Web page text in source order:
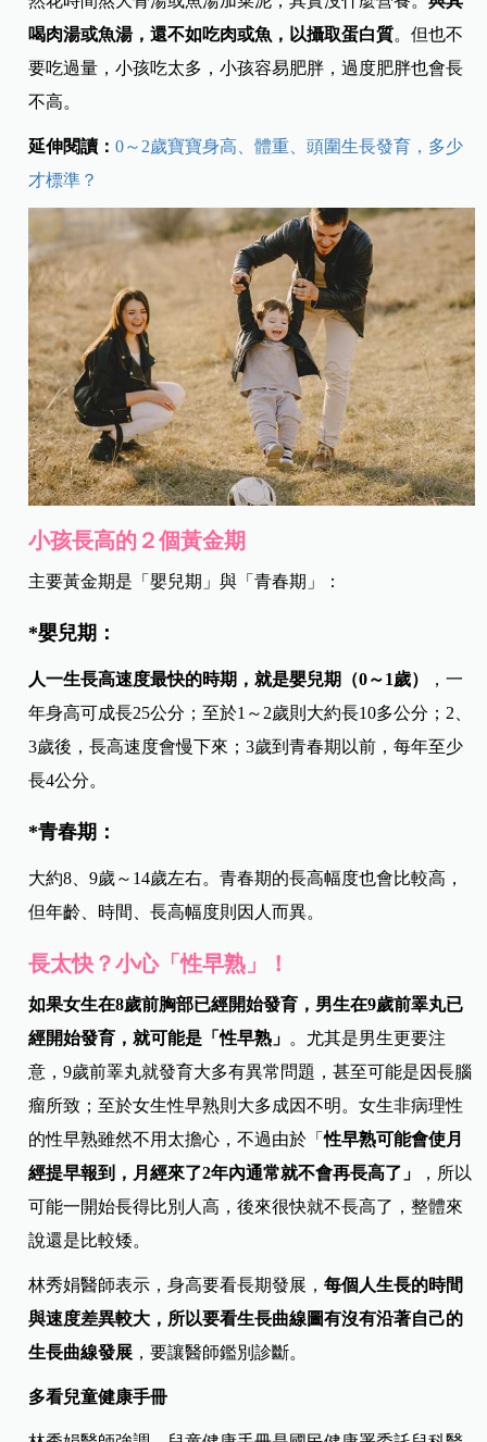
喝肉湯或魚湯，還不如吃肉或魚，以攝取蛋白質。但也不
要吃過量，小孩吃太多，小孩容易肥胖，過度肥胖也會長
不高。
延伸閱讀：0～2歲寶寶身高、體重、頭圍生長發育，多少
才標準？
小孩長高的２個黃金期
主要黃金期是「嬰兒期」與「青春期」：
*嬰兒期：
人一生長高速度最快的時期，就是嬰兒期（0～1歲）
，一
年身高可成長25公分；至於1～2歲則大約長10多公分；2、
3歲後，長高速度會慢下來；3歲到青春期以前，每年至少
長4公分。
*青春期：
大約8、9歲～14歲左右。青春期的長高幅度也會比較高，
但年齡、時間、長高幅度則因人而異。
長太快？小心「性早熟」！
如果女生在8歲前胸部已經開始發育，男生在9歲前睪丸已
經開始發育，就可能是「性早熟」 。尤其是男生更要注
意，9歲前睪丸就發育大多有異常問題，甚至可能是因長腦
瘤所致；至於女生性早熟則大多成因不明。女生非病理性
的性早熟雖然不用太擔心，不過由於「性早熟可能會使月
經提早報到，月經來了2年內通常就不會再長高了」
，所以
可能一開始長得比別人高，後來很快就不長高了，整體來
說還是比較矮。
林秀娟醫師表示，身高要看長期發展，每個人生長的時間
與速度差異較大，所以要看生長曲線圖有沒有沿著自己的
生長曲線發展 ，要讓醫師鑑別診斷。
多看兒童健康手冊